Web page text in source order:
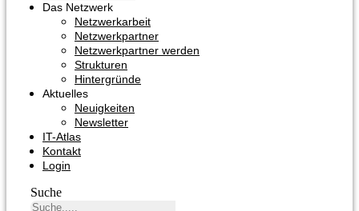
Das Netzwerk
Netzwerkarbeit
Netzwerkpartner
Netzwerkpartner werden
Strukturen
Hintergründe
Aktuelles
Neuigkeiten
Newsletter
IT-Atlas
Kontakt
Login
Suche